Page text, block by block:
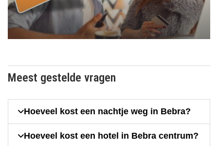
Meest gestelde vragen
Hoeveel kost een nachtje weg in Bebra?
Hoeveel kost een hotel in Bebra centrum?